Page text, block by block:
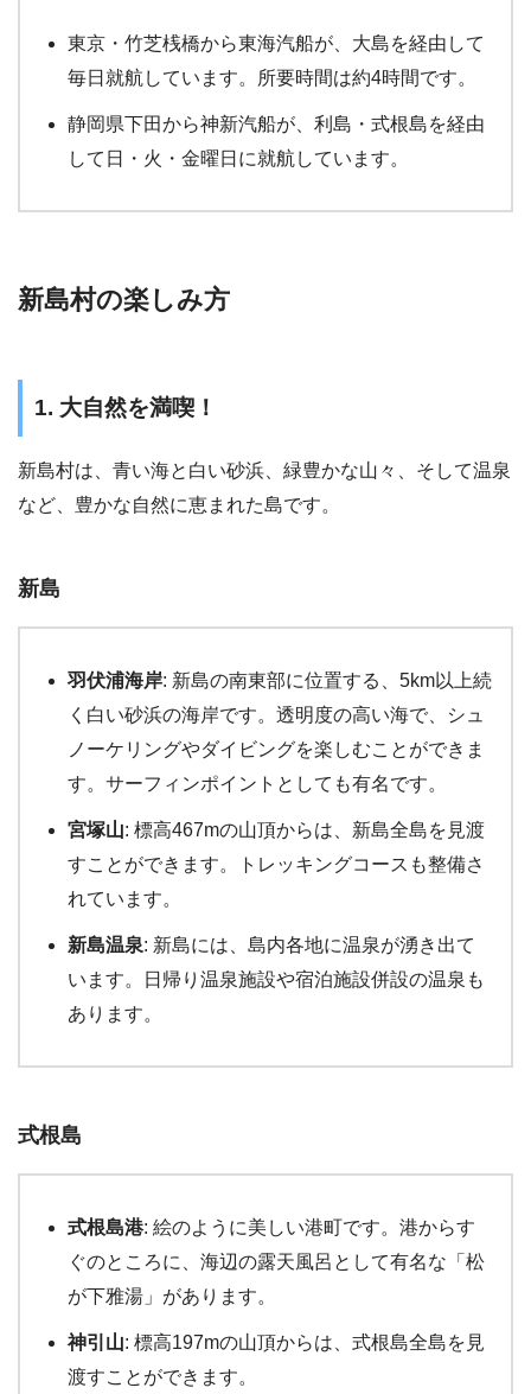
東京・竹芝桟橋から東海汽船が、大島を経由して
毎日就航しています。所要時間は約4時間です。
静岡県下田から神新汽船が、利島・式根島を経由
して日・火・金曜日に就航しています。
新島村の楽しみ方
1. 大自然を満喫！
新島村は、青い海と白い砂浜、緑豊かな山々、そして温泉
など、豊かな自然に恵まれた島です。
新島
羽伏浦海岸: 新島の南東部に位置する、5km以上続
く白い砂浜の海岸です。透明度の高い海で、シュ
ノーケリングやダイビングを楽しむことができま
す。サーフィンポイントとしても有名です。
宮塚山: 標高467mの山頂からは、新島全島を見渡
すことができます。トレッキングコースも整備さ
れています。
新島温泉: 新島には、島内各地に温泉が湧き出て
います。日帰り温泉施設や宿泊施設併設の温泉も
あります。
式根島
式根島港: 絵のように美しい港町です。港からす
ぐのところに、海辺の露天風呂として有名な「松
が下雅湯」があります。
神引山: 標高197mの山頂からは、式根島全島を見
渡すことができます。